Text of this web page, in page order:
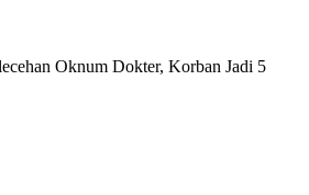
Oknum Dokter, Korban Jadi 5